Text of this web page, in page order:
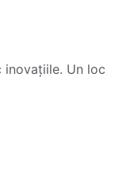
inovațiile. Un loc